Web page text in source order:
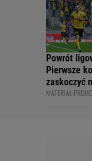
Powrót
Pierwsze
zaskoczyć
MATERIAŁ